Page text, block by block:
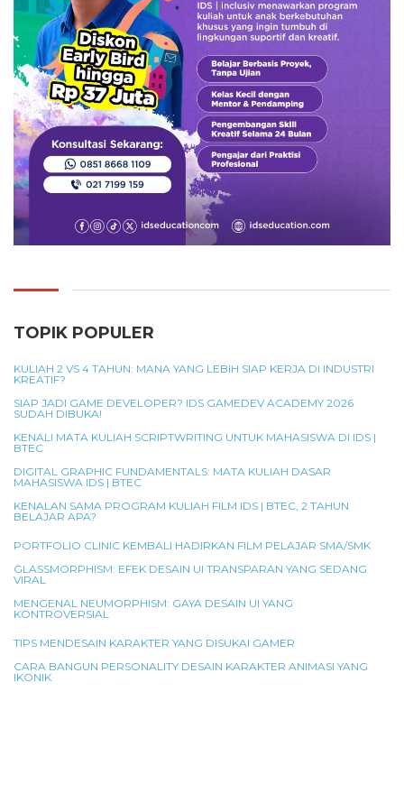
TOPIK POPULER
KULIAH 2 VS 4 TAHUN: MANA YANG LEBIH SIAP KERJA DI INDUSTRI
KREATIF?
SIAP JADI GAME DEVELOPER? IDS GAMEDEV ACADEMY 2026
SUDAH DIBUKA!
KENALI MATA KULIAH SCRIPTWRITING UNTUK MAHASISWA DI IDS |
BTEC
DIGITAL GRAPHIC FUNDAMENTALS: MATA KULIAH DASAR
MAHASISWA IDS | BTEC
KENALAN SAMA PROGRAM KULIAH FILM IDS | BTEC, 2 TAHUN
BELAJAR APA?
PORTFOLIO CLINIC KEMBALI HADIRKAN FILM PELAJAR SMA/SMK
GLASSMORPHISM: EFEK DESAIN UI TRANSPARAN YANG SEDANG
VIRAL
MENGENAL NEUMORPHISM: GAYA DESAIN UI YANG
KONTROVERSIAL
TIPS MENDESAIN KARAKTER YANG DISUKAI GAMER
CARA BANGUN PERSONALITY DESAIN KARAKTER ANIMASI YANG
IKONIK